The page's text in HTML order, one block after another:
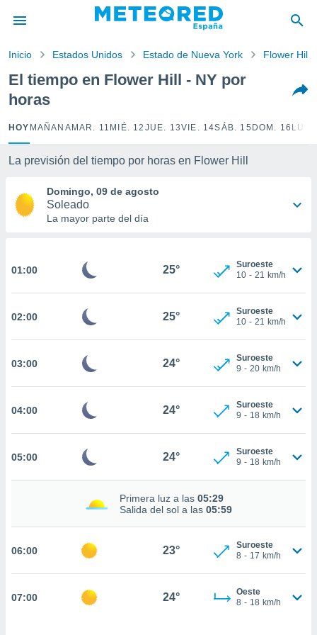
por
para
la
calidad.
a este
las
y
forma
todas
nuestros
como
ACEPTAR
Inicio Estados Unidos Estado de Nueva York Flower Hill
El tiempo en Flower Hill - NY por
horas
HOY MAÑANA MAR. 11 MIÉ. 12 JUE. 13VIE. 14SÁB. 15 DOM. 16
La previsión del tiempo por horas en Flower Hill
Domingo, 09 de agosto
Soleado
La mayor parte del día
01:00 25°
Suroeste
10 - 21 km/h
02:00 25°
Suroeste
10 - 21 km/h
03:00 24°
Suroeste
9 - 20 km/h
04:00 24°
Suroeste
9 - 18 km/h
05:00 24°
Suroeste
9 - 18 km/h
Primera luz a las 05:29
Salida del sol a las 05:59
06:00 23°
Suroeste
8 - 17 km/h
07:00 24°
Oeste
8 - 18 km/h